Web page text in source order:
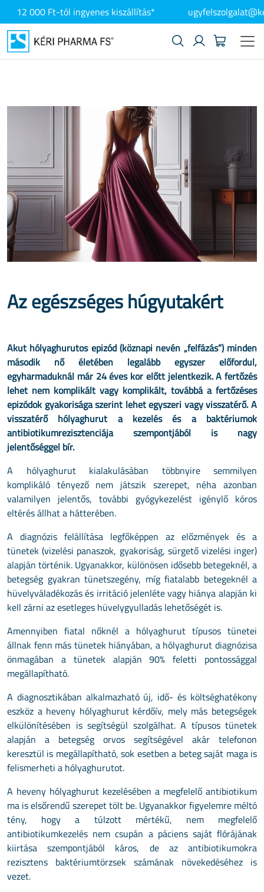
12 000 Ft-tól ingyenes kiszállítás*
Az egészséges húgyutakért
Akut hólyaghurutos epizód (köznapi nevén „felfázás”) minden
második nő életében legalább egyszer előfordul,
egyharmaduknál már 24 éves kor előtt jelentkezik. A fertőzés
lehet nem komplikált vagy komplikált, továbbá a fer­tőzéses
epizódok gyakorisága szerint lehet egyszeri vagy visszatérő. A
visszatérő hólyaghurut a kezelés és a baktériumok
antibiotikumrezisztenciája szempontjá­ból is nagy
jelentőséggel bír.
A hólyaghu­rut kialakulásában többnyire semmilyen
komplikáló tényező nem játszik szerepet, néha azonban
valamilyen jelentős, további gyógykezelést igénylő kóros
eltérés állhat a hátterében.
A diagnózis felállítása legfőképpen az előz­mények és a
tünetek (vizelési panaszok, gyakoriság, sürgető vizelési inger)
alapján történik. Ugyanakkor, különösen idősebb betegeknél, a
betegség gyakran tünetszegény, míg fiatalabb betegeknél a
hüvelyváladékozás és irritáció jelenléte vagy hiánya alapján ki
kell zárni az esetleges hüvelygyulladás lehetősé­gét is.
Amennyiben fiatal nőknél a hó­lyaghurut típusos tünetei
állnak fenn más tünetek hiányában, a hólyaghurut diagnózisa
önmagában a tünetek alapján 90% feletti pontossággal
megállapítható.
A diagnosztikában alkalmazható új, idő- és költséghatékony
eszköz a heveny hólyaghurut kérdőív, mely más betegségek
elkülönítésében is segítségül szol­gálhat. A típusos tünetek
alapján a betegség orvos segítségével akár telefonon
keresztül is megálla­pítható, sok esetben a beteg saját maga is
felismerheti a hólyaghurutot.
A heveny hólyaghurut kezelésében a megfelelő antibiotikum
ma is elsőrendű szerepet tölt be. Ugyanakkor figyelemre méltó
tény, hogy a túlzott mértékű, nem megfelelő
antibiotikumkezelés nem csupán a páciens sa­ját flórájának
kiirtása szempontjából káros, de az antibiotikumokra
rezisztens bakté­riumtörzsek számának növekedéséhez is
vezet.